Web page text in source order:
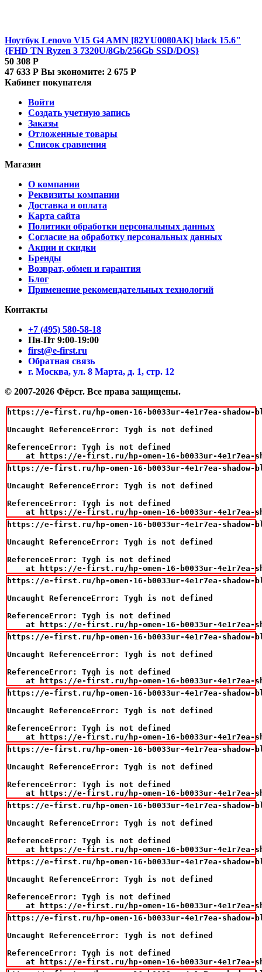
Ноутбук Lenovo V15 G4 AMN [82YU0080AK] black 15.6"
{FHD TN Ryzen 3 7320U/8Gb/256Gb SSD/DOS}
50 308 Р
47 633 Р Вы экономите: 2 675 Р
Кабинет покупателя
Войти
Создать учетную запись
Заказы
Отложенные товары
Список сравнения
Магазин
О компании
Реквизиты компании
Доставка и оплата
Карта сайта
Политики обработки персональных данных
Согласие на обработку персональных данных
Акции и скидки
Бренды
Возврат, обмен и гарантия
Блог
Применение рекомендательных технологий
Контакты
+7 (495) 580-58-18
Пн-Пт 9:00-19:00
first@e-first.ru
Обратная связь
г. Москва, ул. 8 Марта, д. 1, стр. 12
© 2007-2026 Фёрст. Все права защищены.
https://e-first.ru/hp-omen-16-b0033ur-4e1r7ea-shadow-
Uncaught ReferenceError: Tygh is not defined
ReferenceError: Tygh is not defined
at https://e-first.ru/hp-omen-16-b0033ur-
https://e-first.ru/hp-omen-16-b0033ur-4e1r7ea-shadow-
Uncaught ReferenceError: Tygh is not defined
ReferenceError: Tygh is not defined
at https://e-first.ru/hp-omen-16-b0033ur-
https://e-first.ru/hp-omen-16-b0033ur-4e1r7ea-shadow-
Uncaught ReferenceError: Tygh is not defined
ReferenceError: Tygh is not defined
at https://e-first.ru/hp-omen-16-b0033ur-
https://e-first.ru/hp-omen-16-b0033ur-4e1r7ea-shadow-
Uncaught ReferenceError: Tygh is not defined
ReferenceError: Tygh is not defined
at https://e-first.ru/hp-omen-16-b0033ur-
https://e-first.ru/hp-omen-16-b0033ur-4e1r7ea-shadow-
Uncaught ReferenceError: Tygh is not defined
ReferenceError: Tygh is not defined
at https://e-first.ru/hp-omen-16-b0033ur-
https://e-first.ru/hp-omen-16-b0033ur-4e1r7ea-shadow-
Uncaught ReferenceError: Tygh is not defined
ReferenceError: Tygh is not defined
at https://e-first.ru/hp-omen-16-b0033ur-
https://e-first.ru/hp-omen-16-b0033ur-4e1r7ea-shadow-
Uncaught ReferenceError: Tygh is not defined
ReferenceError: Tygh is not defined
at https://e-first.ru/hp-omen-16-b0033ur-
https://e-first.ru/hp-omen-16-b0033ur-4e1r7ea-shadow-
Uncaught ReferenceError: Tygh is not defined
ReferenceError: Tygh is not defined
at https://e-first.ru/hp-omen-16-b0033ur-
https://e-first.ru/hp-omen-16-b0033ur-4e1r7ea-shadow-
Uncaught ReferenceError: Tygh is not defined
ReferenceError: Tygh is not defined
at https://e-first.ru/hp-omen-16-b0033ur-
https://e-first.ru/hp-omen-16-b0033ur-4e1r7ea-shadow-
Uncaught ReferenceError: Tygh is not defined
ReferenceError: Tygh is not defined
at https://e-first.ru/hp-omen-16-b0033ur-